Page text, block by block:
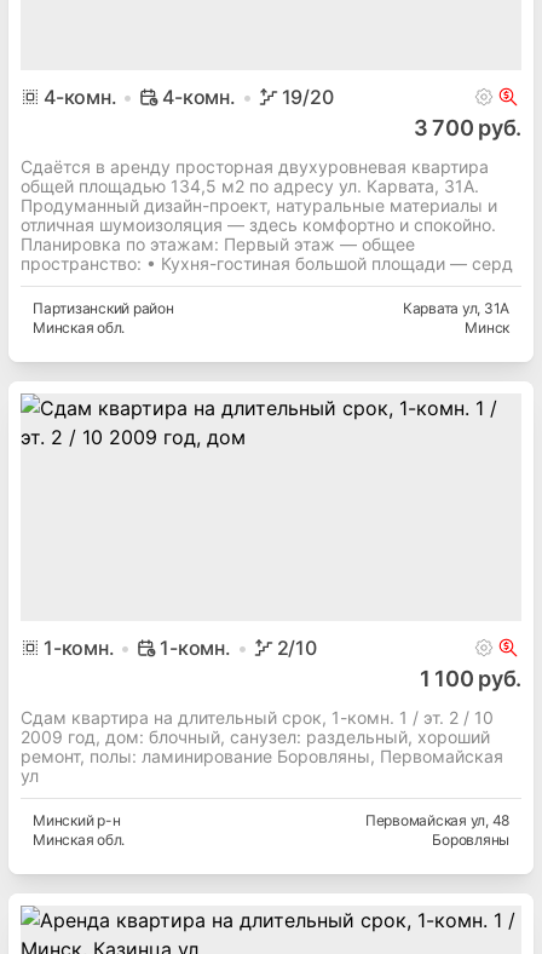
4-комн. 4-комн. 19/20
3 700 руб.
Сдаётся в аренду просторная двухуровневая квартира
общей площадью 134,5 м2 по адресу ул. Карвата, 31А.
Продуманный дизайн-проект, натуральные материалы и
отличная шумоизоляция — здесь комфортно и спокойно.
Планировка по этажам: Первый этаж — общее
пространство: • Кухня-гостиная большой площади — серд
Партизанский район
Минская обл.
Карвата ул, 31А
Минск
1-комн. 1-комн. 2/10
1 100 руб.
Сдам квартира на длительный срок, 1-комн. 1 / эт. 2 / 10
2009 год, дом: блочный, cанузел: раздельный, хороший
ремонт, полы: ламинирование Боровляны, Первомайская
ул
Минскийр-н
Минская обл.
Первомайская ул, 48
Боровляны